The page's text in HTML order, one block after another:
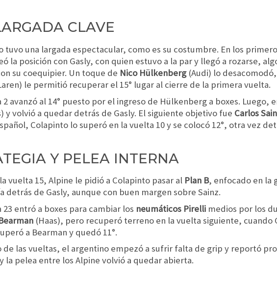
CLAVE
tuvo una largada espectacular, como es su costumbre. En los
la posición con Gasly, con quien estuvo a la par y llegó a rozarse,
su coequipier. Un toque de Nico Hülkenberg(Audi) lo
le permitió recuperar el 15° lugar al cierre de la primera vuelta.
2 avanzó al 14° puesto por el ingreso de Hülkenberg a boxes. Luego,
y volvió a quedar detrás de Gasly. El siguiente objetivo fue Carlos
Colapinto lo superó en la vuelta 10 y se colocó 12°, otra vez
Y PELEA INTERNA
vuelta 15, Alpine le pidió a Colapinto pasar al Plan B, enfocado en la
detrás de Gasly, aunque con buen margen sobre Sainz.
23 entró a boxes para cambiar los neumáticos Pirelli medios por los
(Haas), pero recuperó terreno en la vuelta siguiente, cuando
a Bearman y quedó 11°.
de las vueltas, el argentino empezó a sufrir falta de grip y reportó
la pelea entre los Alpine volvió a quedar abierta.